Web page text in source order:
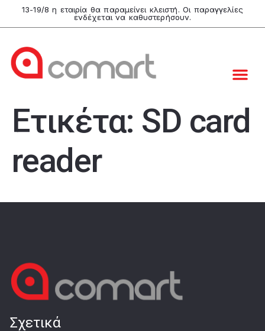
13-19/8 η εταιρία θα παραμείνει κλειστή. Οι παραγγελίες
ενδέχεται να καθυστερήσουν.
Ετικέτα: SD card
reader
Σχετικά